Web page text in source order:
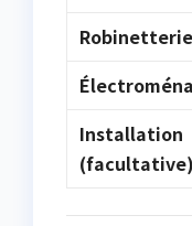
Robinetterie
Installation
(facultative)